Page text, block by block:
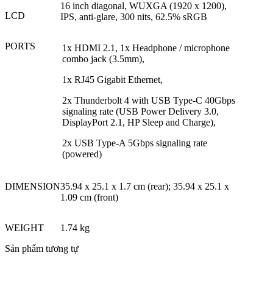
LCD
16 inch diagonal, WUXGA (1920 x 1200),
IPS, anti-glare, 300 nits, 62.5% sRGB
PORTS 1x HDMI 2.1 , 1x Headphone / microphone
combo jack (3.5mm),
1x RJ45 Gigabit Ethernet,
2x Thunderbolt 4 with USB Type-C 40Gbps
signaling rate (USB Power Delivery 3.0,
DisplayPort 2.1, HP Sleep and Charge),
2x USB Type-A 5Gbps signaling rate
(powered)
DIMENSION35.94 x 25.1 x 1.7 cm (rear); 35.94 x 25.1 x
1.09 cm (front)
WEIGHT
1.74 kg
Sản phẩm tương tự